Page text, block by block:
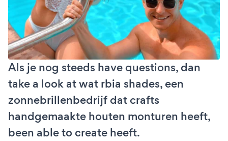
Als je nog steeds have questions, dan
take a look at wat rbia shades, een
zonnebrillenbedrijf dat crafts
handgemaakte houten monturen heeft,
been able to create heeft.